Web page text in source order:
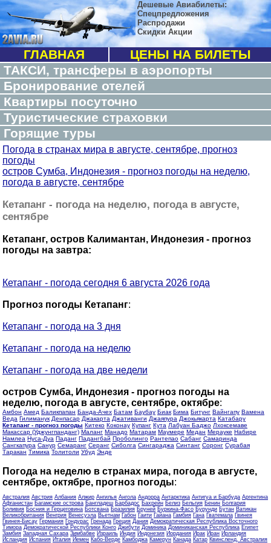
Дешевые Авиабилеты:
Спецпредложения
Распродажи
Скидки Акции
ГЛАВНАЯ
ЦЕНЫ НА БИЛЕТЫ
ТАКСИ, трансферы в аэропорты
Бронирование отелей
Квартиры посуточно
Туристические страховки
Горящие туры
Погода в странах мира в августе, сентябре, прогноз
погоды
остров Сумба, Индонезия - прогноз погоды на неделю,
погода в августе, сентябре
Кетапанг - погода на неделю, погода в августе,
сентябре
Кетапанг, остров Калимантан, Индонезия - прогноз
погоды на завтра:
Кетапанг - погода сегодня 6 августа 2026 года
Прогноз погоды Кетапанг:
Кетапанг - погода на 3 дня
Кетапанг - погода на неделю
Кетапанг - погода на две недели
остров Сумба, Индонезия - прогноз погоды на
неделю, погода в августе, сентябре, октябре:
Амбон Амед Баликпапан Банда-Ачех Батам Баубау Биак Бима Битунг Вайнгапу Вамена
Веда Гилиманук Денпасар Джакарта Джативанги Джаяпура Джокьякарта Катабару
Кетапанг - прогноз погоды Китеко Коконау Купанг Кута Лабуан Баджо Лхоксемаве
Макассар (Уджунгпанданг) Маланг Манадо Матарам Маумере Медан Мерауке Набире
Намлеа Нуса-Дуа Паданг Падангбай Проболинго Рантепао Сабанг Самаринда
Сангкапура Санур Семаранг Серанг Сиболга Сингараджа Синтанг Соронг Сурабая
Таракан Тимика Толитоли Убуд Энде
Погода на неделю в странах мира, погода в августе,
сентябре, октябре, прогноз погоды:
Австралия Австрия Албания Алжир Ангилья Ангола Андорра Антарктика Антигуа и Барбуда Аргентина
Афганистан Багамские острова Бангладеш Барбадос Бахрейн Белиз Бельгия Бенин Болгария
Боливия Босния и Герцеговина Ботсвана Бразилия Бруней Буркина-Фасо Бурунди Бутан Ватикан
Великобритания Венгрия Венесуэла Вьетнам Габон Гаити Гайана Гамбия Гана Гватемала Гвинея
Гвинея-Бисау Германия Гондурас Гренада Греция Дания Демократическая Республика Восточного
Тимора Демократической Республики Конго Джибути Доминика Доминиканская Республика Египет
Замбия Западная Сахара Зимбабве Израиль Индия Индонезия Иордания Ирак Иран Ирландия
Исландия Испания Италия Йемен Кабо-Верде Камбоджа Камерун Канада Катар Квинсленд, Австралия